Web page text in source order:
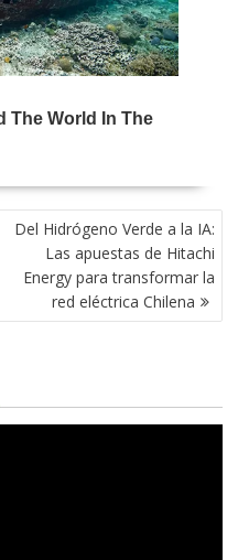
Del Hidrógeno Verde a la IA:
Las apuestas de Hitachi
Energy para transformar la
red eléctrica Chilena